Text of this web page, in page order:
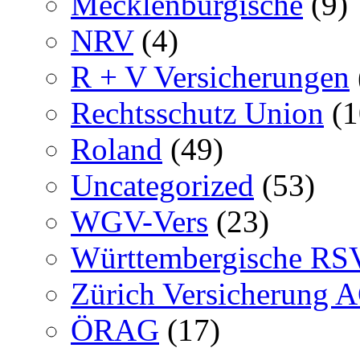
NRV(4)
R + V Versicherungen
Rechtsschutz Union
Roland (49)
Uncategorized (53)
WGV-Vers (23)
Württembergische
Zürich Versicherung
ÖRAG (17)